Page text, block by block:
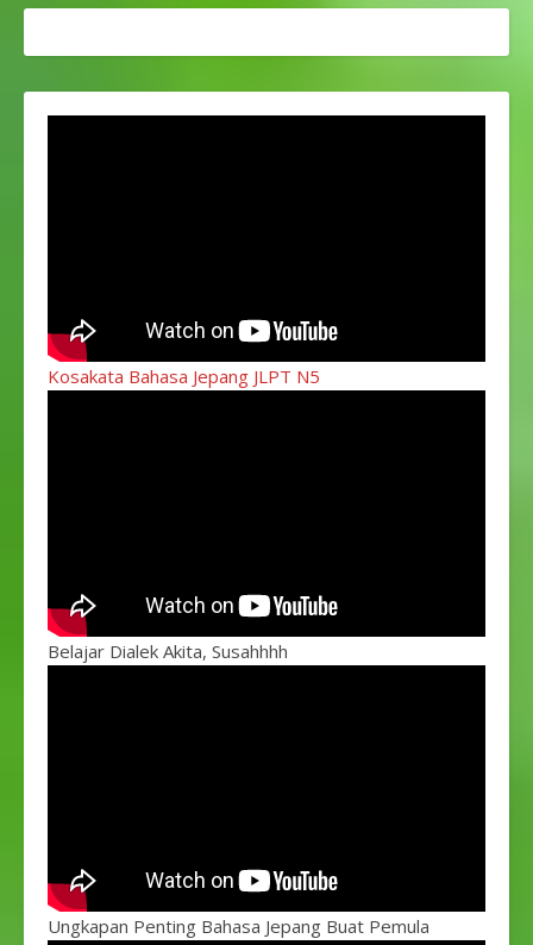
Kosakata Bahasa Jepang JLPT N5
Belajar Dialek Akita, Susahhhh
Ungkapan Penting Bahasa Jepang Buat Pemula